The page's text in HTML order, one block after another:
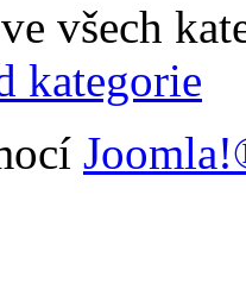
všech
kategorie